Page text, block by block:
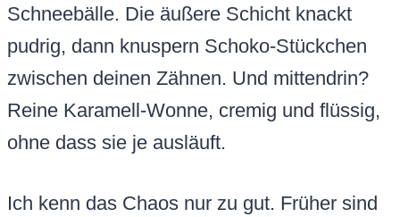
Schneebälle. Die äußere Schicht knackt
pudrig, dann knuspern Schoko-Stückchen
zwischen deinen Zähnen. Und mittendrin?
Reine Karamell-Wonne, cremig und flüssig,
ohne dass sie je ausläuft.
Ich kenn das Chaos nur zu gut. Früher sind